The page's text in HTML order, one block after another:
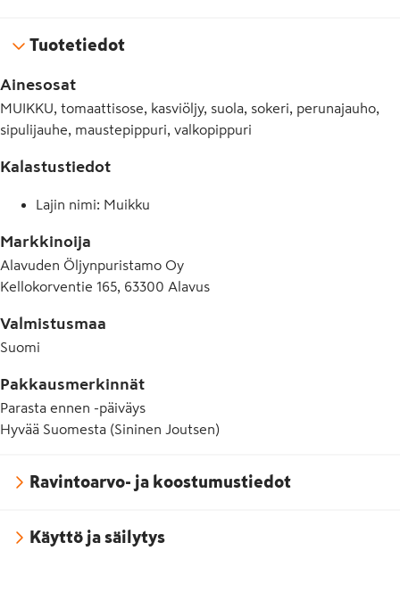
Tuotetiedot
Ainesosat
MUIKKU, tomaattisose, kasviöljy, suola, sokeri, perunajauho,
sipulijauhe, maustepippuri, valkopippuri
Kalastustiedot
Lajin nimi: Muikku
Markkinoija
Alavuden Öljynpuristamo Oy
Kellokorventie 165, 63300 Alavus
Valmistusmaa
Suomi
Pakkausmerkinnät
Parasta ennen -päiväys
Hyvää Suomesta (Sininen Joutsen)
Ravintoarvo- ja koostumustiedot
Käyttö ja säilytys